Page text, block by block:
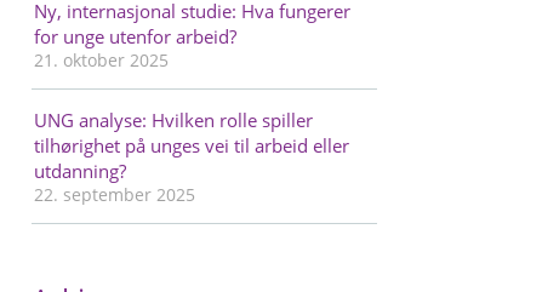
Ny, internasjonal studie: Hva fungerer
for unge utenfor arbeid?
21. oktober 2025
UNG analyse: Hvilken rolle spiller
tilhørighet på unges vei til arbeid eller
utdanning?
22. september 2025